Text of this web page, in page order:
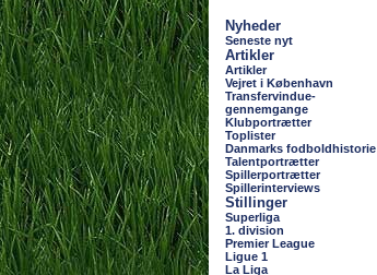
Nyheder
Seneste nyt
Artikler
Artikler
Vejret i København
Transfervindue-
gennemgange
Klubportrætter
Toplister
Danmarks fodboldhistorie
Talentportrætter
Spillerportrætter
Spillerinterviews
Stillinger
Superliga
1. division
Premier League
Ligue 1
La Liga